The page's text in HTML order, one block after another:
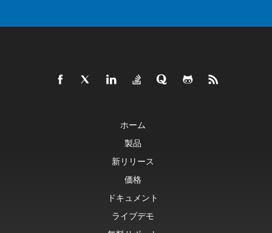
ホーム
製品
新リリース
価格
ドキュメント
ライブデモ